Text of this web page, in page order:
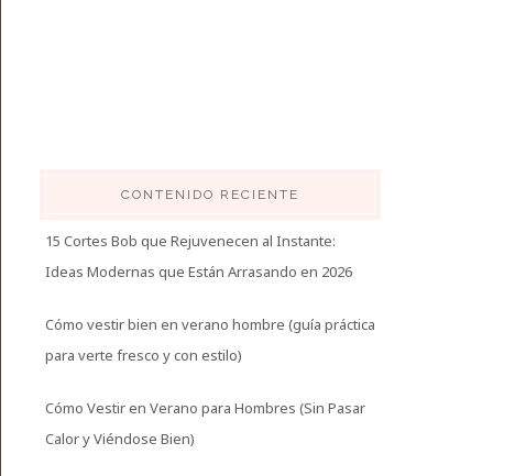
CONTENIDO RECIENTE
15 Cortes Bob que Rejuvenecen al Instante:
Ideas Modernas que Están Arrasando en 2026
Cómo vestir bien en verano hombre (guía práctica
para verte fresco y con estilo)
Cómo Vestir en Verano para Hombres (Sin Pasar
Calor y Viéndose Bien)